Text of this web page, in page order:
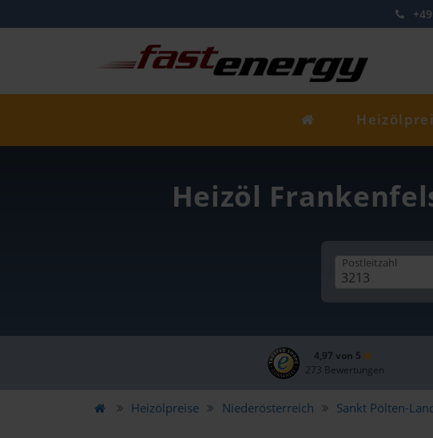
Heizöl
Postleitzahl
4,97 von 5
273 Bewertungen
Heizölpreise Niederösterreich Sankt Pölten-